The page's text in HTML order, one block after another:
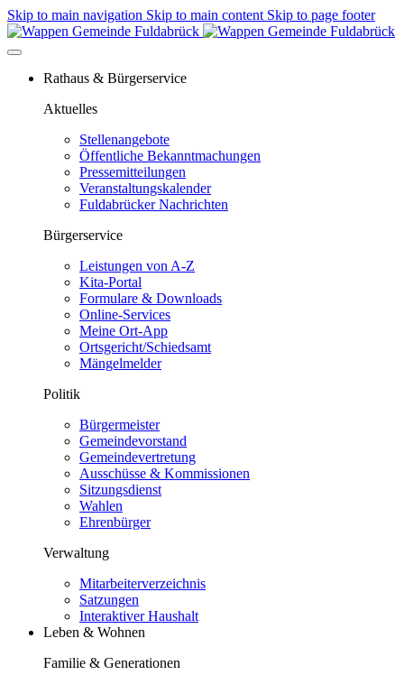
Skip to main navigation Skip to main content Skip to page footer
Rathaus & Bürgerservice
Aktuelles
Stellenangebote
Öffentliche Bekanntmachungen
Pressemitteilungen
Veranstaltungskalender
Fuldabrücker Nachrichten
Bürgerservice
Leistungen von A-Z
Kita-Portal
Formulare & Downloads
Online-Services
Meine Ort-App
Ortsgericht/Schiedsamt
Mängelmelder
Politik
Bürgermeister
Gemeindevorstand
Gemeindevertretung
Ausschüsse & Kommissionen
Sitzungsdienst
Wahlen
Ehrenbürger
Verwaltung
Mitarbeiterverzeichnis
Satzungen
Interaktiver Haushalt
Leben & Wohnen
Familie & Generationen